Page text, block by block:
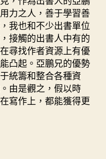
力之人，善于學習善
我也和不少出書單位
接觸的出書人中有的
尋找作者資源上有優
凸起。亞鵬兄的優勢
統籌和整合各種資
由是觀之，假以時
寫作上，都能獲得更